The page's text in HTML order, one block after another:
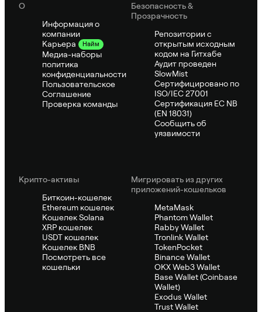
О
Информация о
компании
Карьера
Найм
Медиа-наборы
политика
конфиденциальности
Пользовательское
Соглашение
Проверка команды
Безопасность &
Прозрачность
Репозитории с
открытым исходным
кодом на Гитхабе
Аудит проведен
SlowMist
Сертифицировано по
ISO/IEC 27001
Сертификация ЕС NB
(EN 18031)
Сообщить об
уязвимости
Крипто-активы
Биткоин-кошелек
Ethereum кошелек
Кошелек Solana
XRP кошелек
USDT кошелек
Кошелек BNB
Посмотреть все
кошельки
Мигрировать из других
приложений-кошельков
MetaMask
Phantom Wallet
Rabby Wallet
Tronlink Wallet
TokenPocket
Binance Wallet
OKX Web3 Wallet
Base Wallet (Coinbase
Wallet)
Exodus Wallet
Trust Wallet